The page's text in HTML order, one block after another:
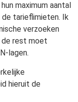
maximum aantal
tarieflimieten. Ik
verzoeken
de rest moet
lagen.
hieruit de